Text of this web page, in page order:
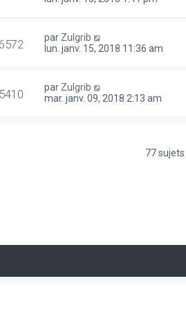
par Zulgrib
lun. janv. 15, 2018 11:36 am
par Zulgrib
mar. janv. 09, 2018 2:13 am
77 sujets